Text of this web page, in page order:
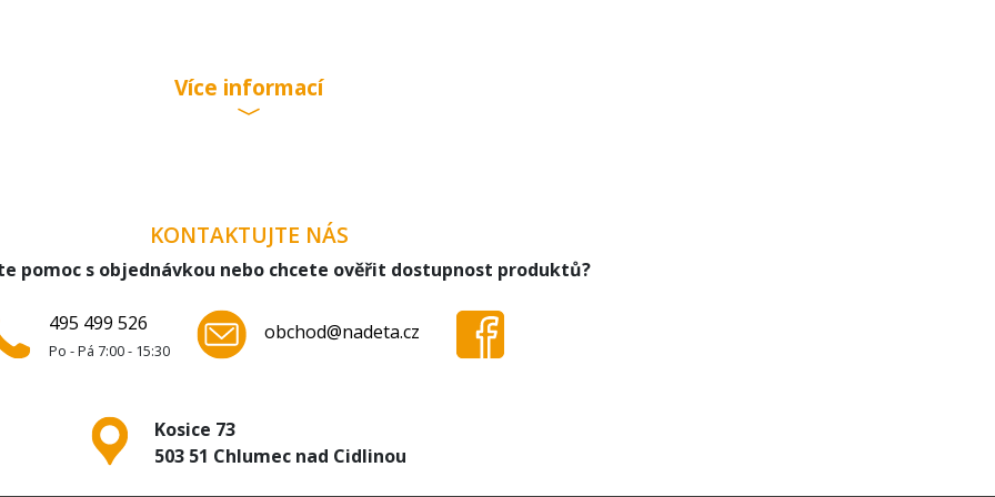
Více informací
KONTAKTUJTE NÁS
pomoc s objednávkou nebo chcete ověřit dostupnost produktů?
495 499 526
Po - Pá 7:00 - 15:30
obchod@nadeta.cz
Kosice 73
503 51 Chlumec nad Cidlinou